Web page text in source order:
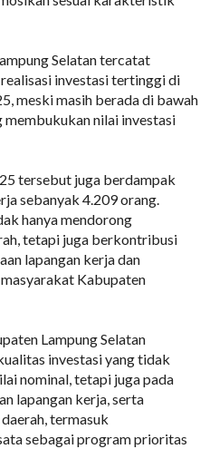
Selatan tercatat
investasi tertinggi di
meski masih berada di bawah
membukukan nilai investasi
tersebut juga berdampak
sebanyak 4.209 orang.
hanya mendorong
tetapi juga berkontribusi
lapangan kerja dan
Kabupaten
Lampung Selatan
investasi yang tidak
nominal, tetapi juga pada
lapangan kerja, serta
termasuk
sebagai program prioritas